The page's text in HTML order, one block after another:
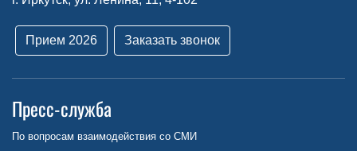
Прием 2026 Заказать звонок
Пресс-служба
По вопросам взаимодействия со СМИ